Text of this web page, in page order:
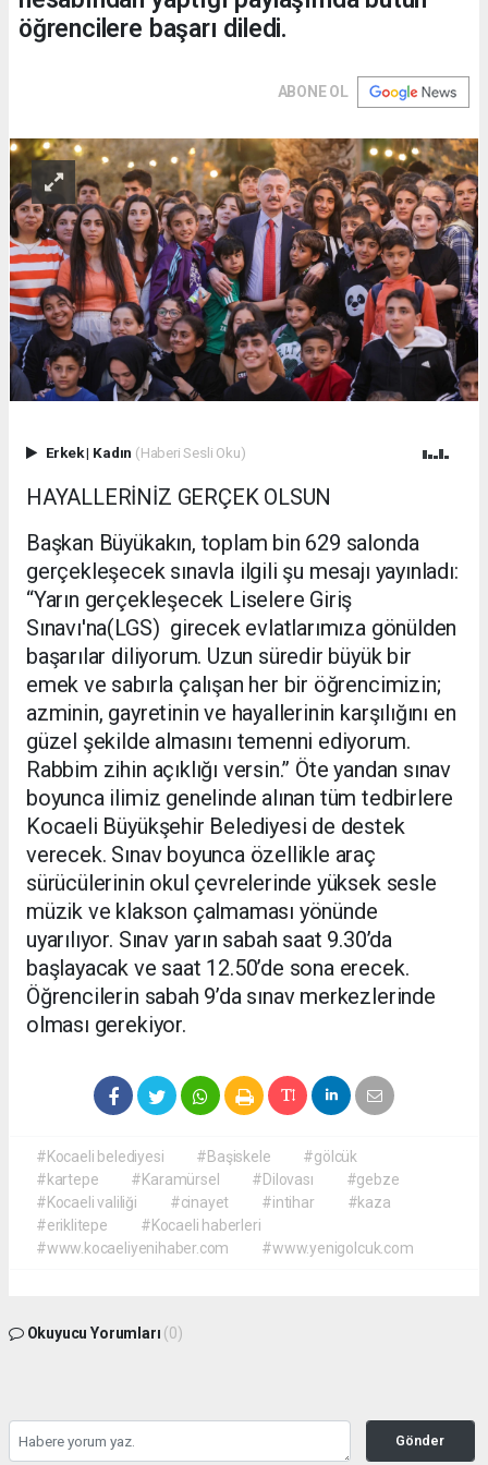
öğrencilere başarı diledi.
ABONE OL
Erkek| Kadın (Haberi Sesli Oku)
HAYALLERİNİZ GERÇEK OLSUN
Başkan Büyükakın, toplam bin 629 salonda
gerçekleşecek sınavla ilgili şu mesajı yayınladı:
“Yarın gerçekleşecek Liselere Giriş
Sınavı'na(LGS) girecek evlatlarımıza gönülden
başarılar diliyorum. Uzun süredir büyük bir
emek ve sabırla çalışan her bir öğrencimizin;
azminin, gayretinin ve hayallerinin karşılığını en
güzel şekilde almasını temenni ediyorum.
Rabbim zihin açıklığı versin.” Öte yandan sınav
boyunca ilimiz genelinde alınan tüm tedbirlere
Kocaeli Büyükşehir Belediyesi de destek
verecek. Sınav boyunca özellikle araç
sürücülerinin okul çevrelerinde yüksek sesle
müzik ve klakson çalmaması yönünde
uyarılıyor. Sınav yarın sabah saat 9.30’da
başlayacak ve saat 12.50’de sona erecek.
Öğrencilerin sabah 9’da sınav merkezlerinde
olması gerekiyor.
#Kocaeli belediyesi #Başiskele
#gölcük
#kartepe
#Karamürsel #Dilovası
#gebze
#Kocaeli valiliği
#cinayet #intihar
#kaza
#eriklitepe
#Kocaeli haberleri
#www.kocaeliyenihaber.com
#www.yenigolcuk.com
Okuyucu Yorumları (0)
Gönder